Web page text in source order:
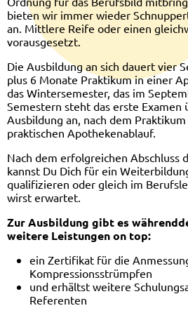
bieten wir immer wieder
an. Mittlere Reife oder einen
vorausgesetzt.
Die Ausbildung an sich dauert vier
plus 6 Monate Praktikum in einer
das Wintersemester, das im
Semestern steht das erste Examen
Ausbildung an, nach dem
praktischen Apothekenablauf.
Nach dem erfolgreichen Abschluss
kannst Du Dich für ein
qualifizieren oder gleich im
wirst erwartet.
Zur Ausbildung gibt es
weitere Leistungen on top:
ein Zertifikat für die
Kompressionsstrümpfen
und erhältst weitere
Referenten